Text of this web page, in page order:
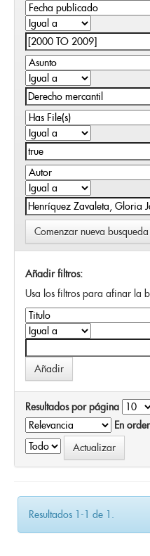
Comenzar nueva busqueda
Añadir filtros:
Usa los filtros para afinar la
Resultados por página
En
Resultados 1-1 de 1.